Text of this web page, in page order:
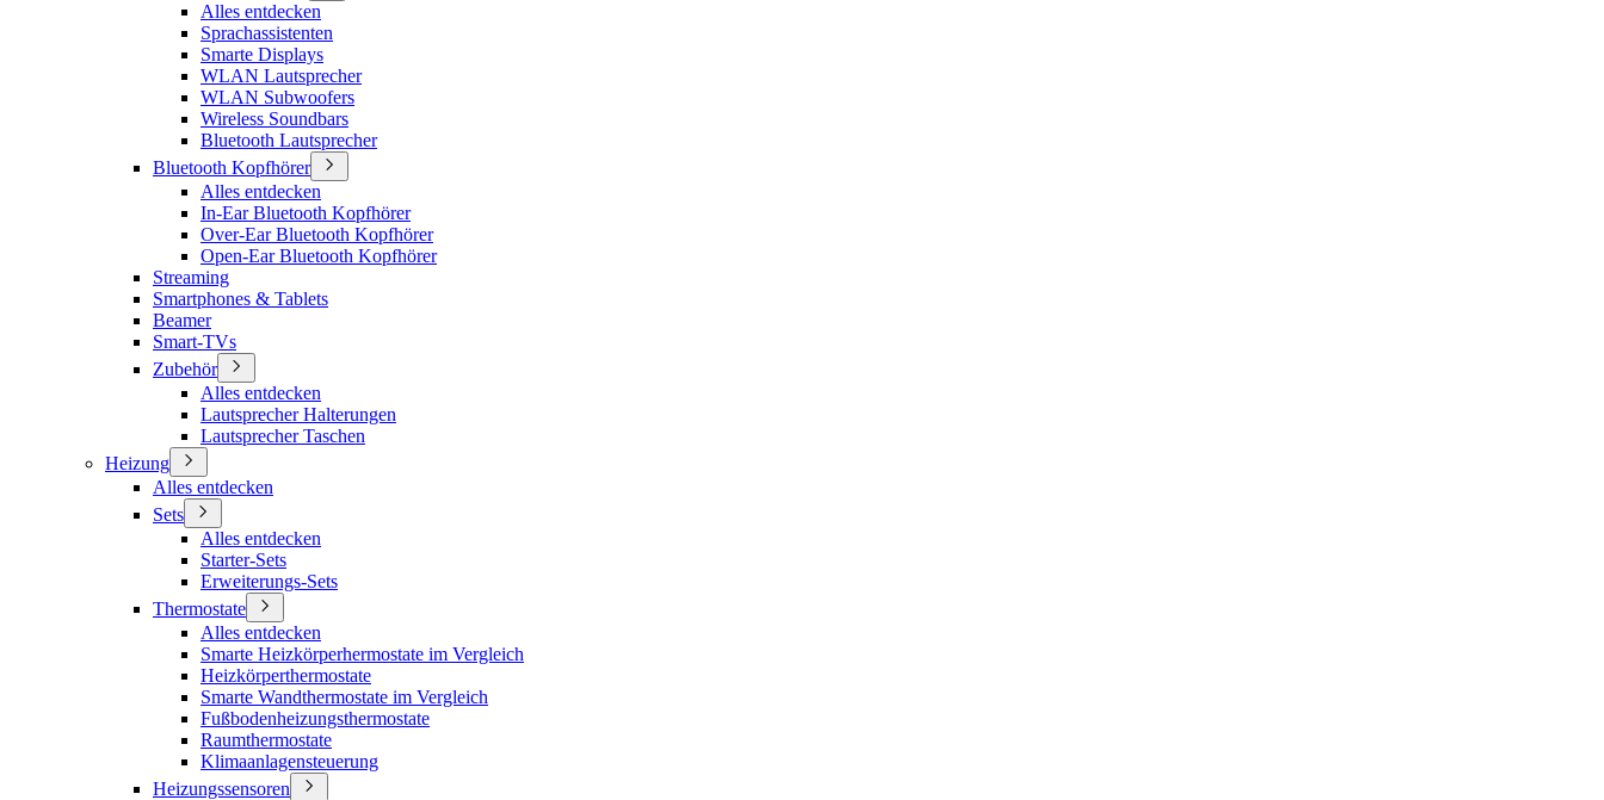
Alles entdecken
Sprachassistenten
Smarte Displays
WLAN Lautsprecher
WLAN Subwoofers
Wireless Soundbars
Bluetooth Lautsprecher
Bluetooth Kopfhörer
Alles entdecken
In-Ear Bluetooth Kopfhörer
Over-Ear Bluetooth Kopfhörer
Open-Ear Bluetooth Kopfhörer
Streaming
Smartphones & Tablets
Beamer
Smart-TVs
Zubehör
Alles entdecken
Lautsprecher Halterungen
Lautsprecher Taschen
Heizung
Alles entdecken
Sets
Alles entdecken
Starter-Sets
Erweiterungs-Sets
Thermostate
Alles entdecken
Smarte Heizkörperhermostate im Vergleich
Heizkörperthermostate
Smarte Wandthermostate im Vergleich
Fußbodenheizungsthermostate
Raumthermostate
Klimaanlagensteuerung
Heizungssensoren